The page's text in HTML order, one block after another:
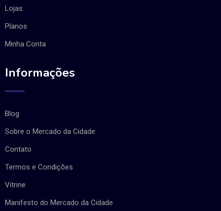
Lojas
Planos
Minha Conta
Informações
Blog
Sobre o Mercado da Cidade
Contato
Termos e Condições
Vitrine
Manifesto do Mercado da Cidade